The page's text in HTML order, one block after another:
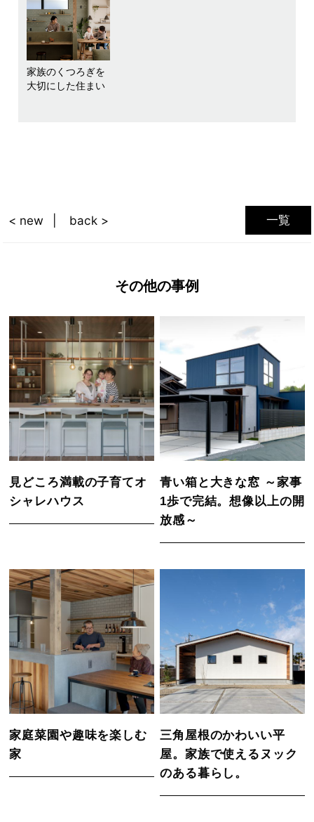
家族のくつろぎを
大切にした住まい
一覧
< new back >
その他の事例
見どころ満載の子育てオ
シャレハウス
青い箱と大きな窓 ～家事
1歩で完結。想像以上の開
放感～
家庭菜園や趣味を楽しむ
家
三角屋根のかわいい平
屋。家族で使えるヌック
のある暮らし。